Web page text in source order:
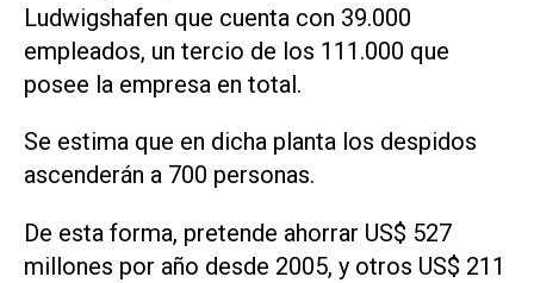
Ludwigshafen que cuenta con 39.000
empleados, un tercio de los 111.000 que
posee la empresa en total.
Se estima que en dicha planta los despidos
ascenderán a 700 personas.
De esta forma, pretende ahorrar US$ 527
millones por año desde 2005, y otros US$ 211